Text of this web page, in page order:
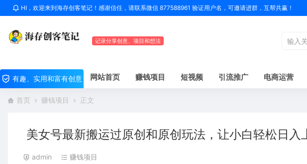
HI，欢迎来到海存创客笔记！感谢信任，请联系微信 877588961 验证用户名，可邀请进群，互帮共赢！
记录分享创意、项目和想法
有趣、实用和富有创意 网站首页 赚钱项目 短视频 引流推广 电商运营
首页 赚钱项目 正文
美女号最新搬运过原创和原创玩法，让小白轻松日入
admin 赚钱项目